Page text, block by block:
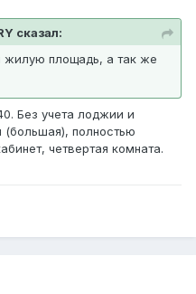
сказал:
жилую площадь, а так же
Без учета лоджии и
(большая), полностью
четвертая комната.